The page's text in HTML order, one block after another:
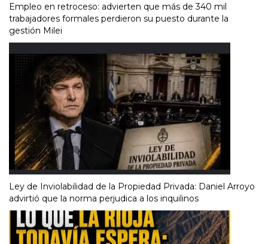
Empleo en retroceso: advierten que más de 340 mil
trabajadores formales perdieron su puesto durante la
gestión Milei
Ley de Inviolabilidad de la Propiedad Privada: Daniel Arroyo
advirtió que la norma perjudica a los inquilinos